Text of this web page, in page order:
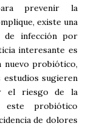
prevenir la
existe una
de infección por
interesante es
nuevo probiótico,
estudios sugieren
el riesgo de la
este probiótico
de dolores